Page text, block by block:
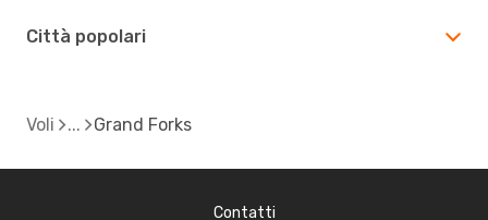
Città popolari
Voli Grand Forks
Contatti